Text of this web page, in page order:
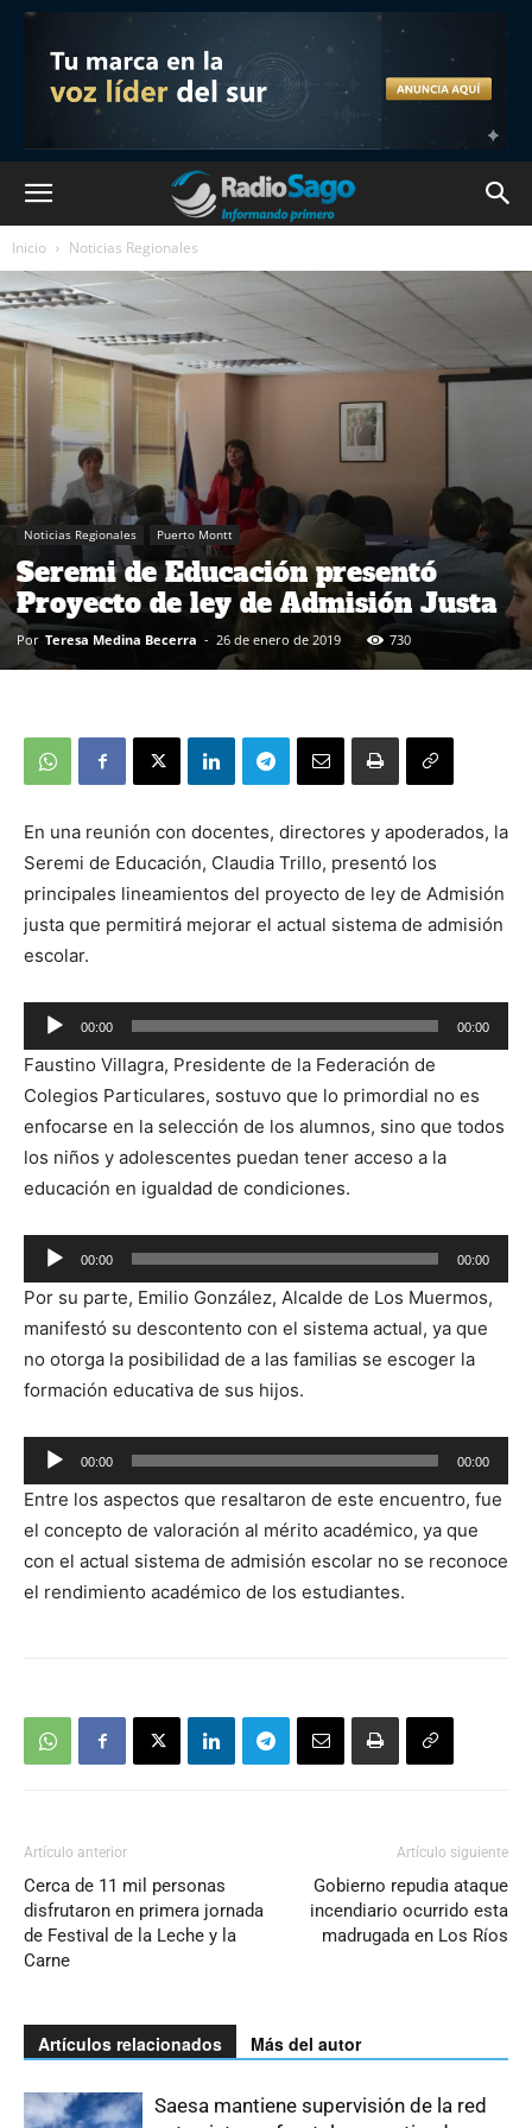
Inicio Noticias Regionales
Noticias Regionales Puerto Montt
Seremi de Educación presentó
Proyecto de ley de Admisión Justa
Por Teresa Medina Becerra - 26 de enero de 2019 730
En una reunión con docentes, directores y apoderados, la
Seremi de Educación, Claudia Trillo, presentó los
principales lineamientos del proyecto de ley de Admisión
justa que permitirá mejorar el actual sistema de admisión
escolar.
Reproductor
de
audio
00:00 00:00
Faustino Villagra, Presidente de la Federación de
Colegios Particulares, sostuvo que lo primordial no es
enfocarse en la selección de los alumnos, sino que todos
los niños y adolescentes puedan tener acceso a la
educación en igualdad de condiciones.
Reproductor
de
audio
00:00 00:00
Por su parte, Emilio González, Alcalde de Los Muermos,
manifestó su descontento con el sistema actual, ya que
no otorga la posibilidad de a las familias se escoger la
formación educativa de sus hijos.
Reproductor
de
audio
00:00 00:00
Entre los aspectos que resaltaron de este encuentro, fue
el concepto de valoración al mérito académico, ya que
con el actual sistema de admisión escolar no se reconoce
el rendimiento académico de los estudiantes.
Artículo anterior
Cerca de 11 mil personas
disfrutaron en primera jornada
de Festival de la Leche y la
Carne
Artículo siguiente
Gobierno repudia ataque
incendiario ocurrido esta
madrugada en Los Ríos
Artículos relacionados Más del autor
Saesa mantiene supervisión de la red